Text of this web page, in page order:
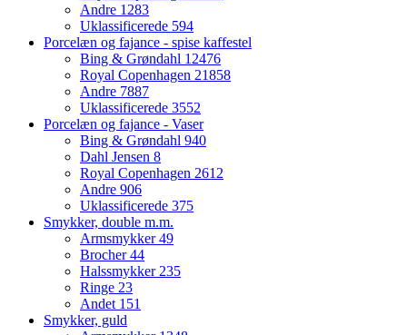
Andre 1283
Uklassificerede 594
Porcelæn og fajance - spise kaffestel
Bing & Grøndahl 12476
Royal Copenhagen 21858
Andre 7887
Uklassificerede 3552
Porcelæn og fajance - Vaser
Bing & Grøndahl 940
Dahl Jensen 8
Royal Copenhagen 2612
Andre 906
Uklassificerede 375
Smykker, double m.m.
Armsmykker49
Brocher44
Halssmykker 235
Ringe 23
Andet 151
Smykker, guld